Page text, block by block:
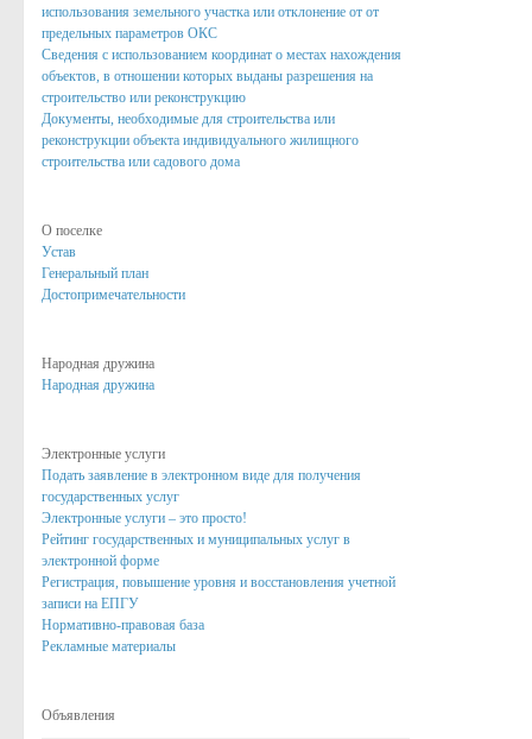
Вакансии
Кадровый резерв
Результаты и планы проверок
Стандарты муниципальных услуг
Бюджет поселка Золотухино
Бюджет поселка на 2017 год
Бюджет поселка на 2018 год
Бюджет поселка на 2019 год
Бюджет поселка на 2020 год
Бюджет поселка на 2021 год
использования земельного участка или отклонение от от
предельных параметров ОКС
Сведения с использованием координат о местах нахождения
объектов, в отношении которых выданы разрешения на
строительство или реконструкцию
Документы, необходимые для строительства или
реконструкции объекта индивидуального жилищного
строительства или садового дома
О поселке
Устав
Генеральный план
Достопримечательности
Народная дружина
Народная дружина
Электронные услуги
Подать заявление в электронном виде для получения
государственных услуг
Электронные услуги – это просто!
Рейтинг государственных и муниципальных услуг в
электронной форме
Регистрация, повышение уровня и восстановления учетной
записи на ЕПГУ
Нормативно-правовая база
Рекламные материалы
Объявления